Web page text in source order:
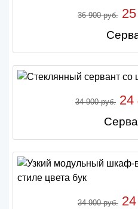
36 900 руб.
34 900 руб. 24
34 900 руб.